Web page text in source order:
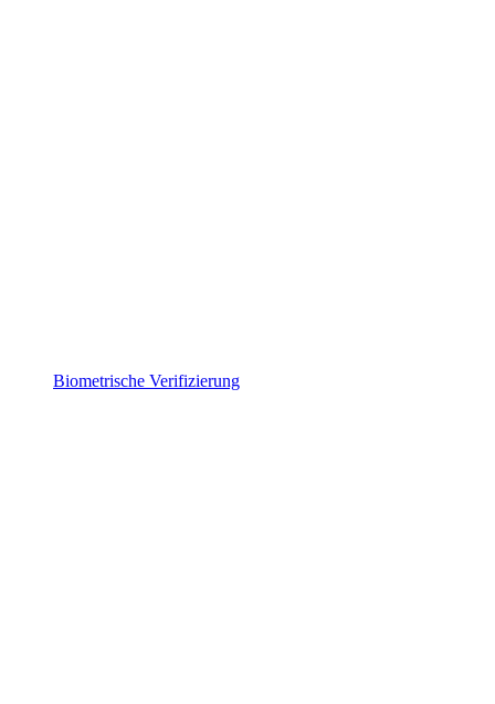
Biometrische Verifizierung